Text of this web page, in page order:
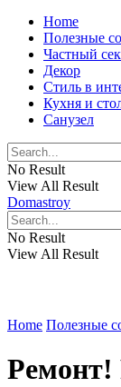
Home
Полезные
Частный
Декор
Стиль в
Кухня и
Санузел
No Result
View All Result
Domastroy
No Result
View All Result
Home Полезные